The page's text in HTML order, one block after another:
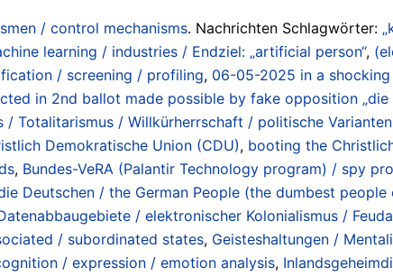
/ control mechanisms. Nachrichten Schlagwörter:
learning / industries / Endziel: „artificial person“,
/ screening / profiling, 06-05-2025 in a
in 2nd ballot made possible by fake opposition „die
/ Totalitarismus / Willkürherrschaft / politische
Demokratische Union (CDU), booting the
, Bundes-VeRA (Palantir Technology program) / spy
Deutschen / the German People (the dumbest people
/ elektronischer Kolonialismus /
/ subordinated states, Geisteshaltungen /
/ expression / emotion analysis,